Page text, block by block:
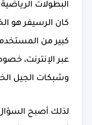
البطولات
كان الرسيفر هو
كبير من
عبر الإنترنت،
وشبكات الجيل
لذلك أصبح